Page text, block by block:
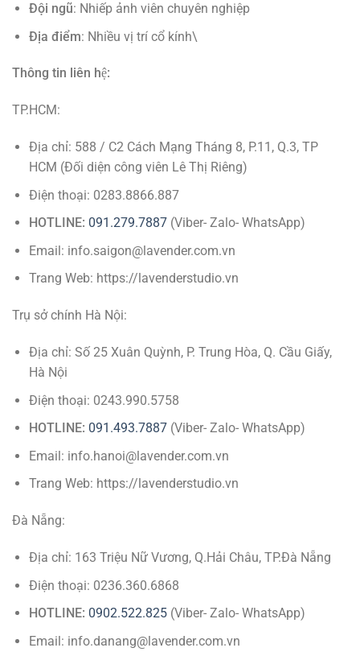
Đội ngũ: Nhiếp ảnh viên chuyên nghiệp
Địa điểm: Nhiều vị trí cổ kính\
Thông tin liên hệ:
TP.HCM:
Địa chỉ: 588 / C2 Cách Mạng Tháng 8, P.11, Q.3, TP
HCM (Đối diện công viên Lê Thị Riêng)
Điện thoại: 0283.8866.887
HOTLINE: 091.279.7887(Viber- Zalo- WhatsApp)
Email: info.saigon@lavender.com.vn
Trang Web: https://lavenderstudio.vn
Trụ sở chính Hà Nội:
Địa chỉ: Số 25 Xuân Quỳnh, P. Trung Hòa, Q. Cầu Giấy,
Hà Nội
Điện thoại: 0243.990.5758
HOTLINE: 091.493.7887(Viber- Zalo- WhatsApp)
Email: info.hanoi@lavender.com.vn
Trang Web: https://lavenderstudio.vn
Đà Nẵng:
Địa chỉ: 163 Triệu Nữ Vương, Q.Hải Châu, TP.Đà Nẵng
Điện thoại: 0236.360.6868
HOTLINE: 0902.522.825(Viber- Zalo- WhatsApp)
Email: info.danang@lavender.com.vn